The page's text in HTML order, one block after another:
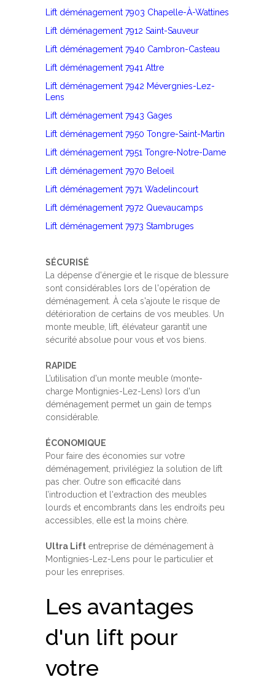
Lift déménagement 7903 Chapelle-À-Wattines
Lift déménagement 7912 Saint-Sauveur
Lift déménagement 7940 Cambron-Casteau
Lift déménagement 7941 Attre
Lift déménagement 7942 Mévergnies-Lez-
Lens
Lift déménagement 7943 Gages
Lift déménagement 7950 Tongre-Saint-Martin
Lift déménagement 7951 Tongre-Notre-Dame
Lift déménagement 7970 Beloeil
Lift déménagement 7971 Wadelincourt
Lift déménagement 7972 Quevaucamps
Lift déménagement 7973 Stambruges
SÉCURISÉ
La dépense d'énergie et le risque de blessure
sont considérables lors de l'opération de
déménagement. À cela s'ajoute le risque de
détérioration de certains de vos meubles. Un
monte meuble, lift, élévateur garantit une
sécurité absolue pour vous et vos biens.
RAPIDE
L’utilisation d'un monte meuble (monte-
charge Montignies-Lez-Lens) lors d'un
déménagement permet un gain de temps
considérable.
ÉCONOMIQUE
Pour faire des économies sur votre
déménagement, privilégiez la solution de lift
pas cher. Outre son efficacité dans
l’introduction et l'extraction des meubles
lourds et encombrants dans les endroits peu
accessibles, elle est la moins chère.
Ultra Lift entreprise de déménagement à
Montignies-Lez-Lens pour le particulier et
pour les enreprises.
Les avantages
d'un lift pour
votre